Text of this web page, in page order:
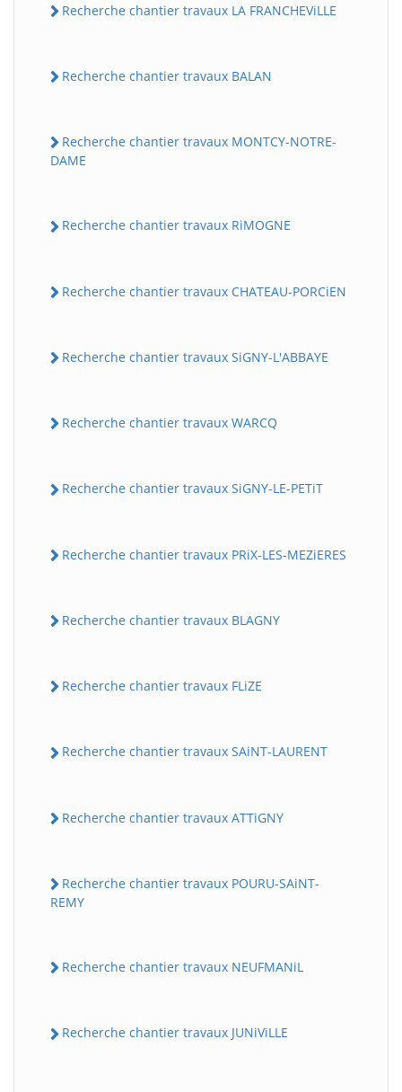
Recherche chantier travaux LA FRANCHEViLLE
Recherche chantier travaux BALAN
Recherche chantier travaux MONTCY-NOTRE-
DAME
Recherche chantier travaux RiMOGNE
Recherche chantier travaux CHATEAU-PORCiEN
Recherche chantier travaux SiGNY-L'ABBAYE
Recherche chantier travaux WARCQ
Recherche chantier travaux SiGNY-LE-PETiT
Recherche chantier travaux PRiX-LES-MEZiERES
Recherche chantier travaux BLAGNY
Recherche chantier travaux FLiZE
Recherche chantier travaux SAiNT-LAURENT
Recherche chantier travaux ATTiGNY
Recherche chantier travaux POURU-SAiNT-
REMY
Recherche chantier travaux NEUFMANiL
Recherche chantier travaux JUNiViLLE